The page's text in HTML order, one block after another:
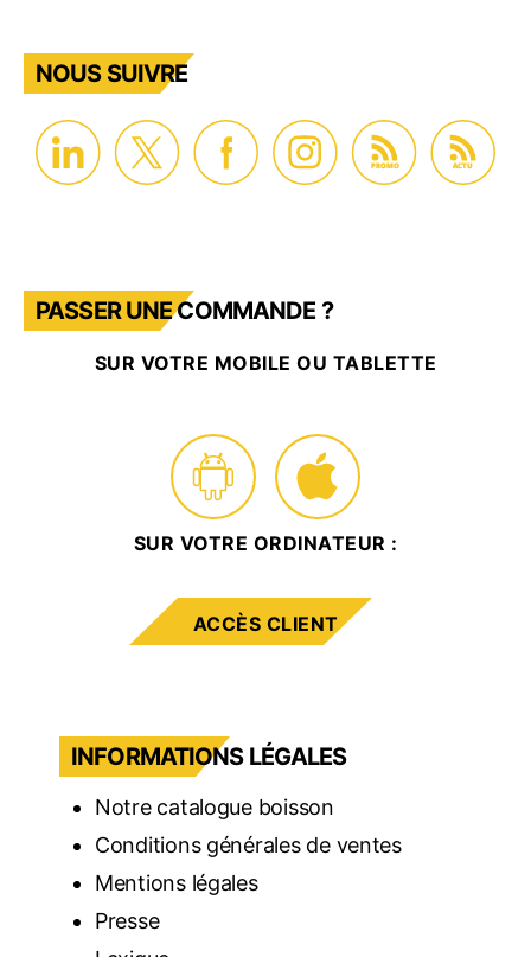
NOUS SUIVRE
PROMO ACTU
PASSER UNE COMMANDE ?
SUR VOTRE MOBILE OU TABLETTE
SUR VOTRE ORDINATEUR :
ACCÈS CLIENT
INFORMATIONS LÉGALES
Notre catalogue boisson
Conditions générales de ventes
Mentions légales
Presse